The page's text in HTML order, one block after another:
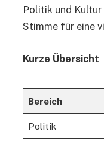
Politik und Kultur
Stimme für eine
Kurze Übersicht
Bereich
Politik